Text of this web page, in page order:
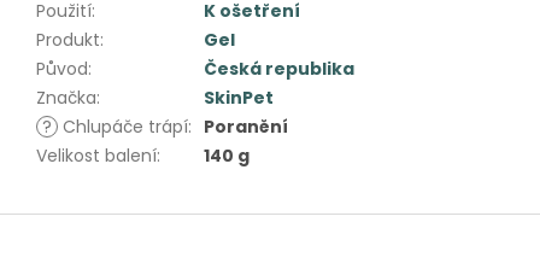
Použití:
K ošetření
Produkt:
Gel
Původ:
Česká republika
Značka:
SkinPet
? Chlupáče trápí: Poranění
Velikost balení: 140 g
Z